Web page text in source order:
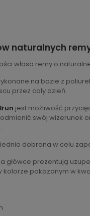
naturalnych
włosa remy o
na bazie z
przez cały dzień.
jest możliwość
swój wizerunek
dobrana w celu
główce prezentują
kolorze pokazanym w